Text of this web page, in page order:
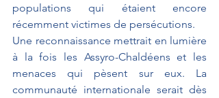
populations qui étaient encore
récemment victimes de persécutions.
Une reconnaissance mettrait en lumière
à la fois les Assyro-Chaldéens et les
menaces qui pèsent sur eux. La
communauté internationale serait dès